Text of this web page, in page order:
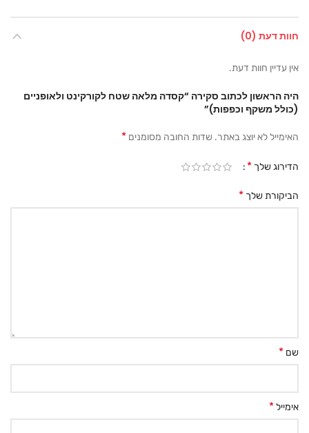
חוות דעת (0)
אין עדיין חוות דעת.
היה הראשון לכתוב סקירה “קסדה מלאה שטח לקורקינט ולאופניים
(כולל משקף וכפפות)”
האימייל לא יוצג באתר. שדות החובה מסומנים *
הדירוג שלך *
הביקורת שלך *
שם *
אימייל*